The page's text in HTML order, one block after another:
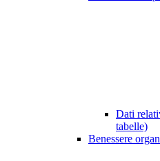
Dati
tabelle)
Benessere